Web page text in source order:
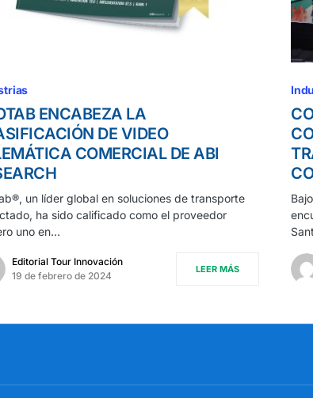
ENCABEZA LA
DE VIDEO
COMERCIAL DE ABI
un líder global en soluciones de transporte
ha sido calificado como el proveedor
uno en…
Editorial Tour Innovación
19 de febrero de 2024
LEER MÁS